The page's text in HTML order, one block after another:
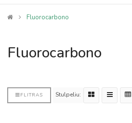
Fluorocarbono
Fluorocarbono
FLITRAS Stulpeliu: